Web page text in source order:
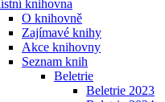
knihovna
O knihovně
Zajímavé knihy
Akce knihovny
Seznam knih
Beletrie
Beletrie 2023